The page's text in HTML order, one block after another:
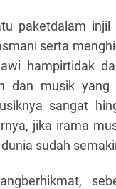
paketdalam
serta
hampirtidak
dan musik
sangat
jika irama
sudah